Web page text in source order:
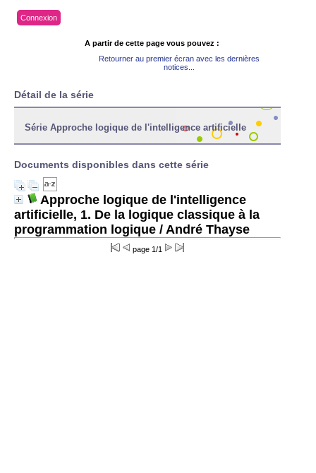
Connexion
A partir de cette page vous pouvez :
Retourner au premier écran avec les dernières
notices...
Détail de la série
Série Approche logique de l'intelligence artificielle
Documents disponibles dans cette série
Approche logique de l'intelligence
artificielle, 1. De la logique classique à la
programmation logique / André Thayse
page 1/1